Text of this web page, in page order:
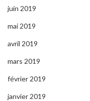
juin 2019
mai 2019
avril 2019
mars 2019
février 2019
janvier 2019